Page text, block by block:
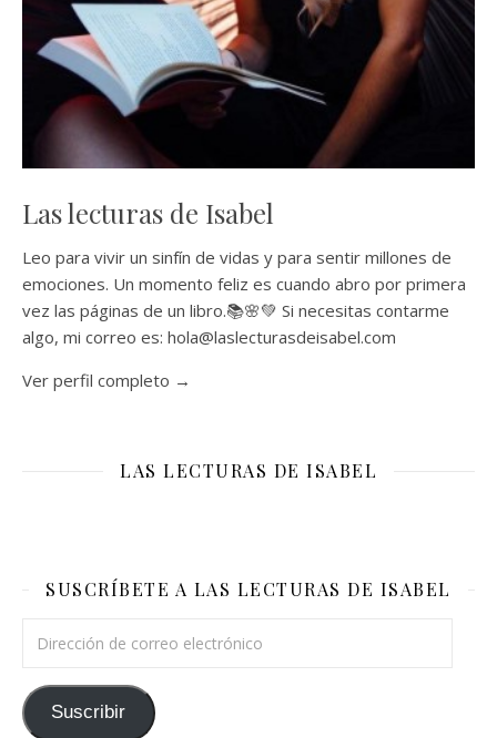
Las lecturas de Isabel
Leo para vivir un sinfín de vidas y para sentir millones de
emociones. Un momento feliz es cuando abro por primera
vez las páginas de un libro.📚🌸💚 Si necesitas contarme
algo, mi correo es: hola@laslecturasdeisabel.com
Ver perfil completo →
LAS LECTURAS DE ISABEL
SUSCRÍBETE A LAS LECTURAS DE ISABEL
Suscribir